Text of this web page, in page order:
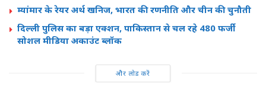
म्यांमार के रेयर अर्थ खनिज, भारत की रणनीति और चीन की चुनौती
दिल्ली पुलिस का बड़ा एक्शन, पाकिस्तान से चल रहे 480 फर्जी
सोशल मीडिया अकाउंट ब्लॉक
और लोड करें